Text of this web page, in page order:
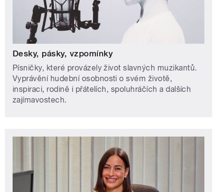
Desky, pásky, vzpomínky
Písničky, které provázely život slavných muzikantů.
Vyprávění hudební osobnosti o svém životě,
inspiraci, rodině i přátelích, spoluhráčích a dalších
zajímavostech.